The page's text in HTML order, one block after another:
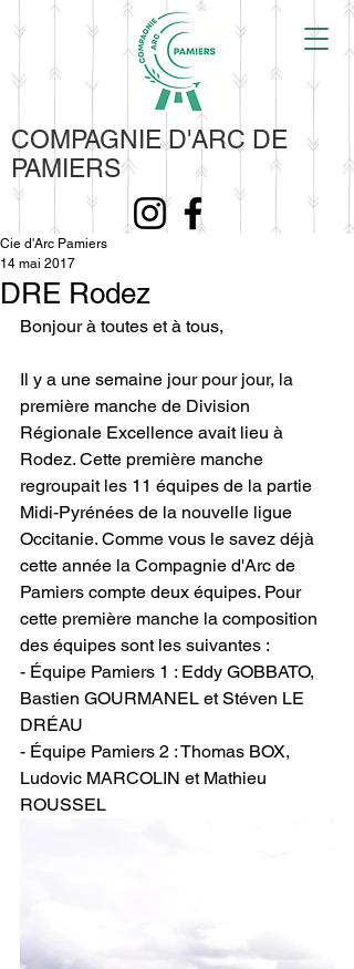
COMPAGNIE D'ARC DE
PAMIERS
DRE Rodez
Cie d'Arc Pamiers
14 mai 2017
Bonjour à toutes et à tous,
Il y a une semaine jour pour jour, la
première manche de Division
Régionale Excellence avait lieu à
Rodez. Cette première manche
regroupait les 11 équipes de la partie
Midi-Pyrénées de la nouvelle ligue
Occitanie. Comme vous le savez déjà
cette année la Compagnie d'Arc de
Pamiers compte deux équipes. Pour
cette première manche la composition
des équipes sont les suivantes :
- Équipe Pamiers 1 : Eddy GOBBATO,
Bastien GOURMANEL et Stéven LE
DRÉAU
- Équipe Pamiers 2 : Thomas BOX,
Ludovic MARCOLIN et Mathieu
ROUSSEL